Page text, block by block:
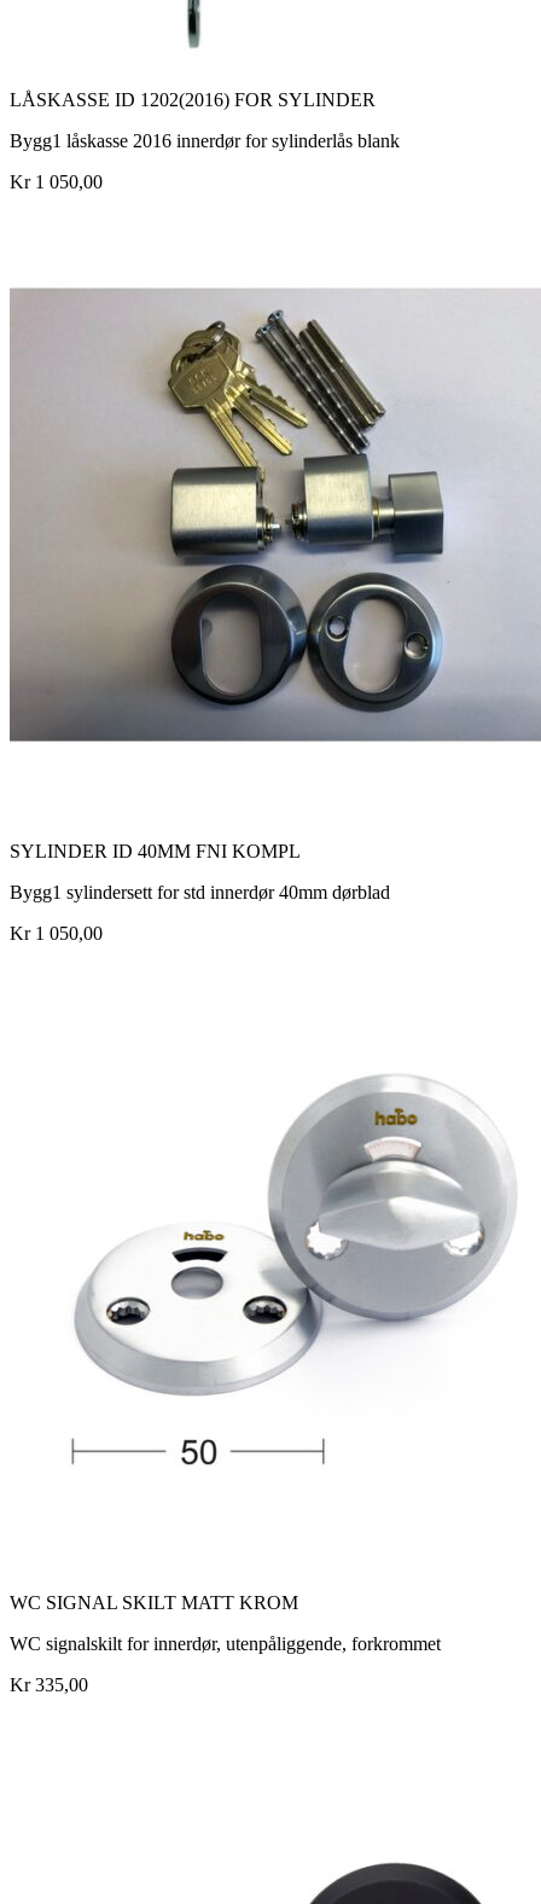
LÅSKASSE ID 1202(2016) FOR SYLINDER
Bygg1 låskasse 2016 innerdør for sylinderlås blank
Kr 1 050,00
SYLINDER ID 40MM FNI KOMPL
Bygg1 sylindersett for std innerdør 40mm dørblad
Kr 1 050,00
WC SIGNAL SKILT MATT KROM
WC signalskilt for innerdør, utenpåliggende, forkrommet
Kr 335,00